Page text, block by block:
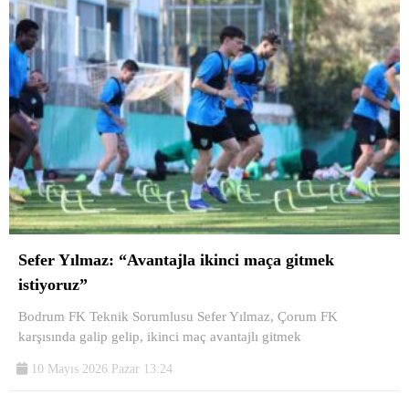
Sefer Yılmaz: “Avantajla ikinci maça gitmek
istiyoruz”
Bodrum FK Teknik Sorumlusu Sefer Yılmaz, Çorum FK
karşısında galip gelip, ikinci maç avantajlı gitmek
10 Mayıs 2026 Pazar 13:24